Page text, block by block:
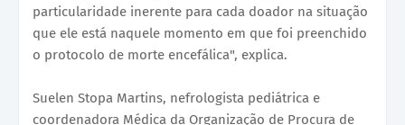
particularidade inerente para cada doador na situação
que ele está naquele momento em que foi preenchido
o protocolo de morte encefálica", explica.
Suelen Stopa Martins, nefrologista pediátrica e
coordenadora Médica da Organização de Procura de